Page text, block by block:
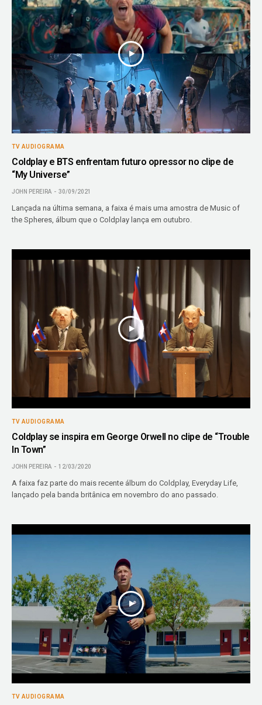
TV AUDIOGRAMA
Coldplay e BTS enfrentam futuro opressor no clipe de
“My Universe”
JOHN PEREIRA 30/09/2021
Lançada na última semana, a faixa é mais uma amostra de Music of
the Spheres, álbum que o Coldplay lança em outubro.
TV AUDIOGRAMA
Coldplay se inspira em George Orwell no clipe de “Trouble
In Town”
JOHN PEREIRA 12/03/2020
A faixa faz parte do mais recente álbum do Coldplay, Everyday Life,
lançado pela banda britânica em novembro do ano passado.
TV AUDIOGRAMA